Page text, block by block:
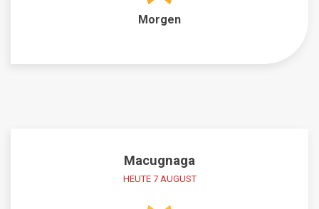
Morgen
Macugnaga
HEUTE 7 AUGUST